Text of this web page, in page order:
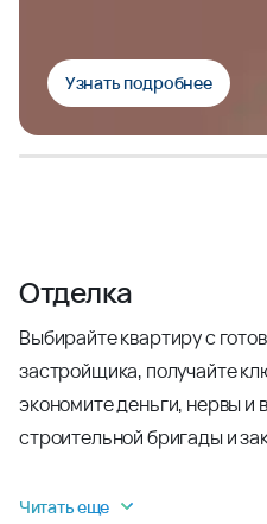
Узнать подробнее
Отделка
Выбирайте квартиру с
застройщика, получайте
экономите деньги, нервы и
строительной бригады и
Читать еще